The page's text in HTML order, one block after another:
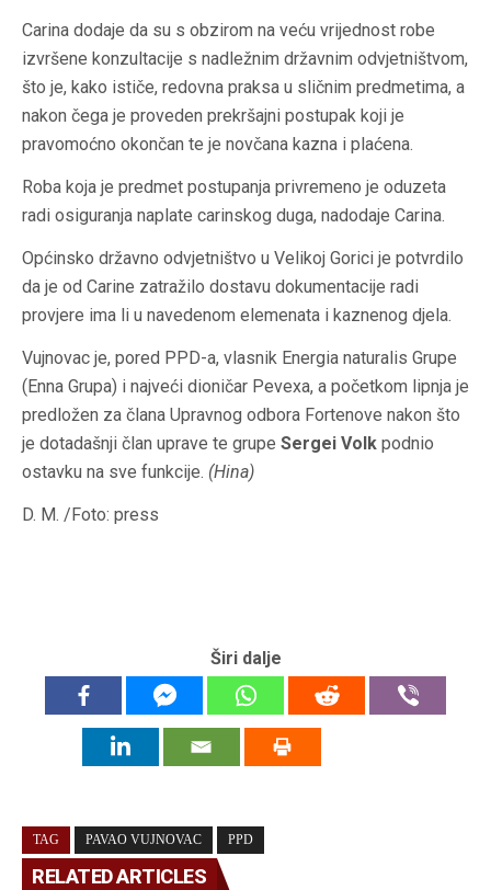
Carina dodaje da su s obzirom na veću vrijednost robe
izvršene konzultacije s nadležnim državnim odvjetništvom,
što je, kako ističe, redovna praksa u sličnim predmetima, a
nakon čega je proveden prekršajni postupak koji je
pravomoćno okončan te je novčana kazna i plaćena.
Roba koja je predmet postupanja privremeno je oduzeta
radi osiguranja naplate carinskog duga, nadodaje Carina.
Općinsko državno odvjetništvo u Velikoj Gorici je potvrdilo
da je od Carine zatražilo dostavu dokumentacije radi
provjere ima li u navedenom elemenata i kaznenog djela.
Vujnovac je, pored PPD-a, vlasnik Energia naturalis Grupe
(Enna Grupa) i najveći dioničar Pevexa, a početkom lipnja je
predložen za člana Upravnog odbora Fortenove nakon što
je dotadašnji član uprave te grupe Sergei Volk podnio
ostavku na sve funkcije. (Hina)
D. M. /Foto: press
Širi dalje
TAG PAVAO VUJNOVAC PPD
RELATED ARTICLES